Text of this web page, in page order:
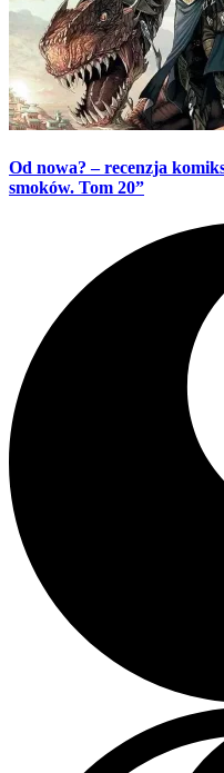
Od nowa? – recenzja
smoków. Tom 20”